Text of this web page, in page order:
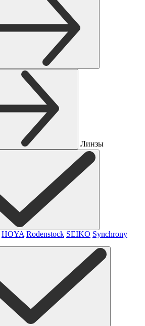
Линзы
HOYA Rodenstock SEIKO Synchrony